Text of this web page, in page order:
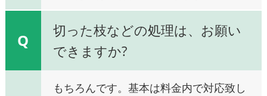
Q
切った枝などの処理は、お願い
できますか?
もちろんです。基本は料金内で対応致し